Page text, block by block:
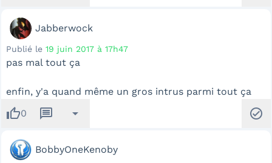
Jabberwock
Publié le 19 juin 2017 à 17h47
pas mal tout ça
enfin, y'a quand même un gros intrus parmi tout ça
thumb_up0 message arrow_drop_down check_circle
BobbyOneKenoby